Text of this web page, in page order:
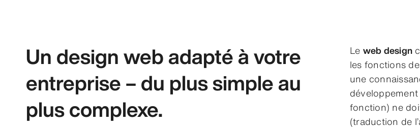
Un design web adapté à votre
entreprise – du plus simple au
plus complexe.
Le web design
les fonctions
une
fonction) ne
(traduction de